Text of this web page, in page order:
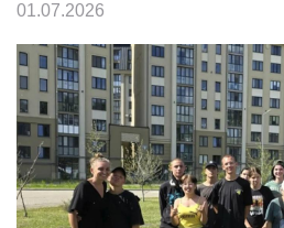
01.07.2026